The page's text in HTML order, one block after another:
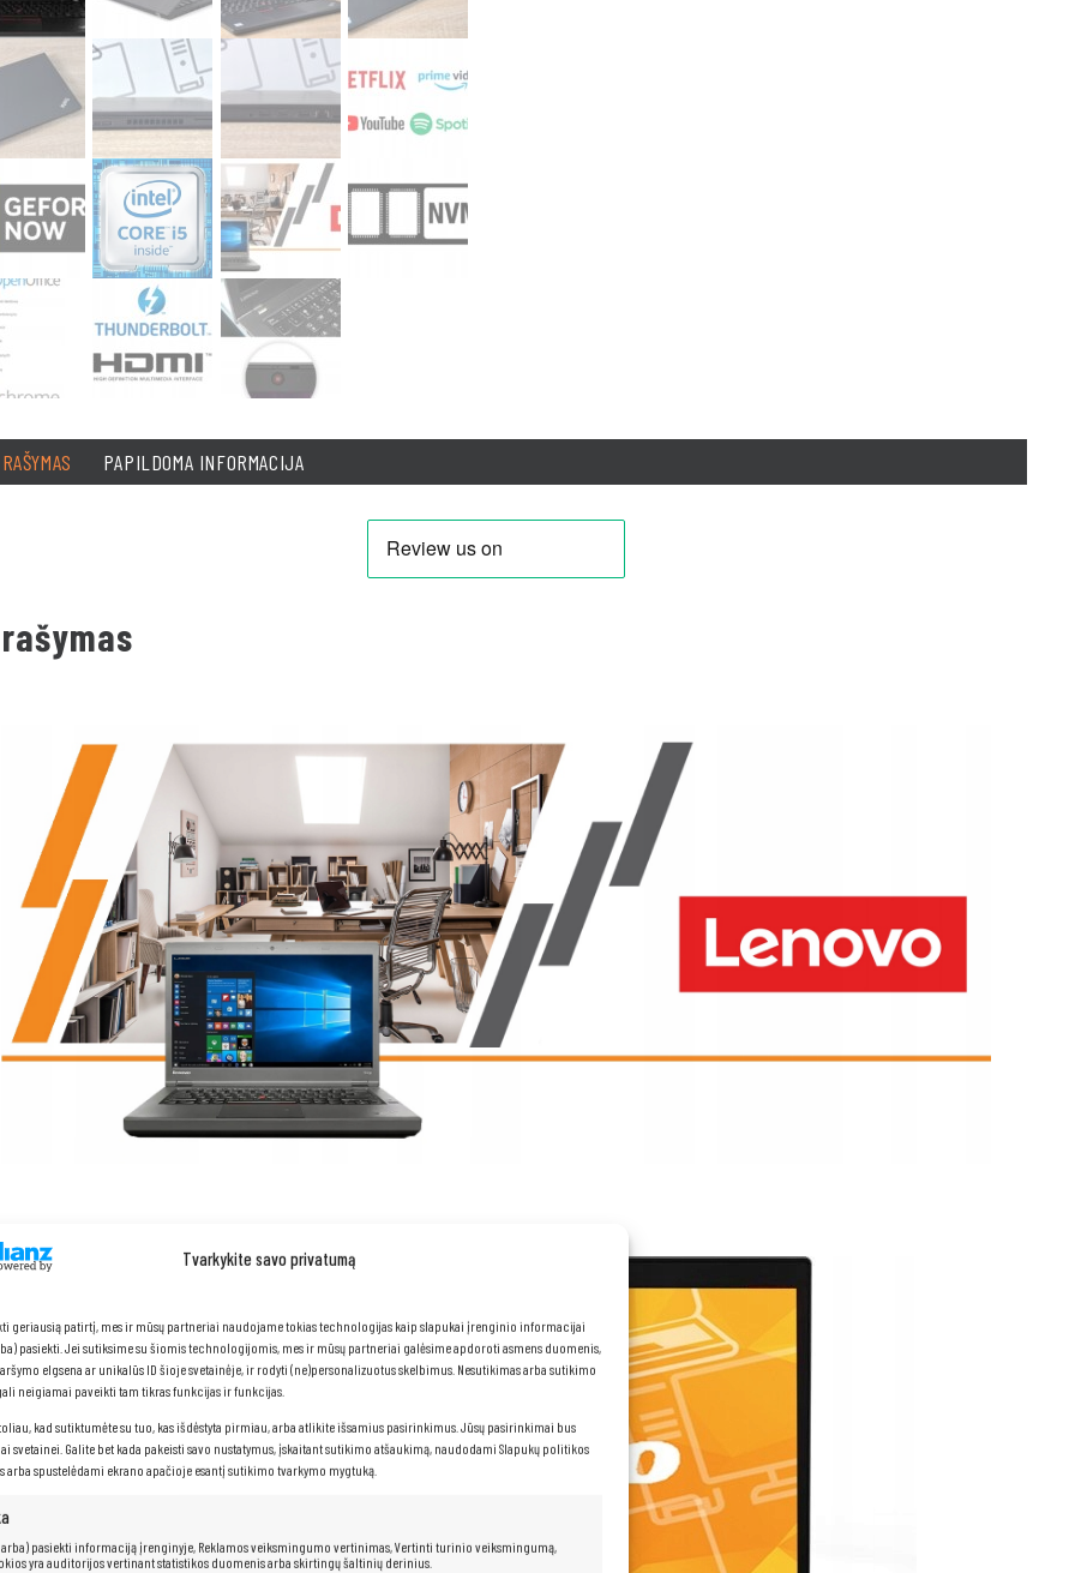
Tvarkykite savo privatumą
geriausią patirtį, mes ir mūsų partneriai naudojame tokias technologijas kaip slapukai įrenginio informacijai
pasiekti. Jei sutiksime su šiomis technologijomis, mes ir mūsų partneriai galėsime apdoroti asmens duomenis,
elgsena ar unikalūs ID šioje svetainėje, ir rodyti (ne)personalizuotus skelbimus. Nesutikimas arba sutikimo
neigiamai paveikti tam tikras funkcijas ir funkcijas.
kad sutiktumėte su tuo, kas išdėstyta pirmiau, arba atlikite išsamius pasirinkimus. Jūsų pasirinkimai bus
svetainei. Galite bet kada pakeisti savo nustatymus, įskaitant sutikimo atšaukimą, naudodami Slapukų politikos
spustelėdami ekrano apačioje esantį sutikimo tvarkymo mygtuką.
pasiekti informaciją įrenginyje, Reklamos veiksmingumo vertinimas, Vertinti turinio veiksmingumą,
yra auditorijos vertinant statistikos duomenis arba skirtingų šaltinių derinius.
PAPILDOMA INFORMACIJA